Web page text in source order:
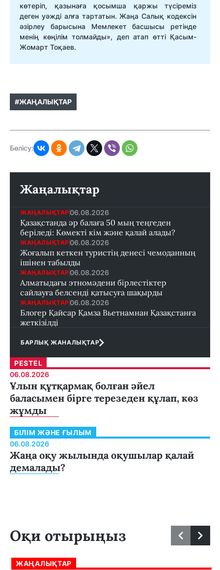
көтеріп, қазынаға қосымша қаржы түсіреміз
деген уәжді алға тартатын. Жаңа Салық кодексін
әзірлеу барысына Мемлекет басшысы ретінде
менің көңілім толмайды», деп атап өтті Қасым-
Жомарт Тоқаев.
#ЖАҢАЛЫҚТАР
Бөлісу:
Жаңалықтар
ЖАҢАЛЫҚТАР 06.08.2026
Қазақстанда әр балаға 50 мың теңгеден
беріледі: Көмекті кім және қалай алады?
ЖАҢАЛЫҚТАР 06.08.2026
Жоғалып кеткен туристің денесі чемоданның
ішінен табылды
ЖАҢАЛЫҚТАР 06.08.2026
Алматыдағы этномәдени бірлестіктер
сайлауға белсенді қатысуға шақырды
ЖАҢАЛЫҚТАР 06.08.2026
Блогер Қайсар Қамза Вьетнамнан Қазақстанға
жеткізілді
БАРЛЫҚ ЖАНАЛЫҚТАР
PESTEL
06.08.2026
Ұлын құтқармақ болған әйел
баласымен бірге терезеден құлап, көз
жұмды
БІЛІМ ЖӘНЕ ҒЫЛЫМ
06.08.2026
Жаңа оқу жылында оқушылар қалай
демалады?
Оқи отырыңыз
ЖАҢАЛЫҚТАР